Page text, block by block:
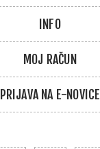
INFO
MOJ RAČUN
PRIJAVA NA E-NOVICE